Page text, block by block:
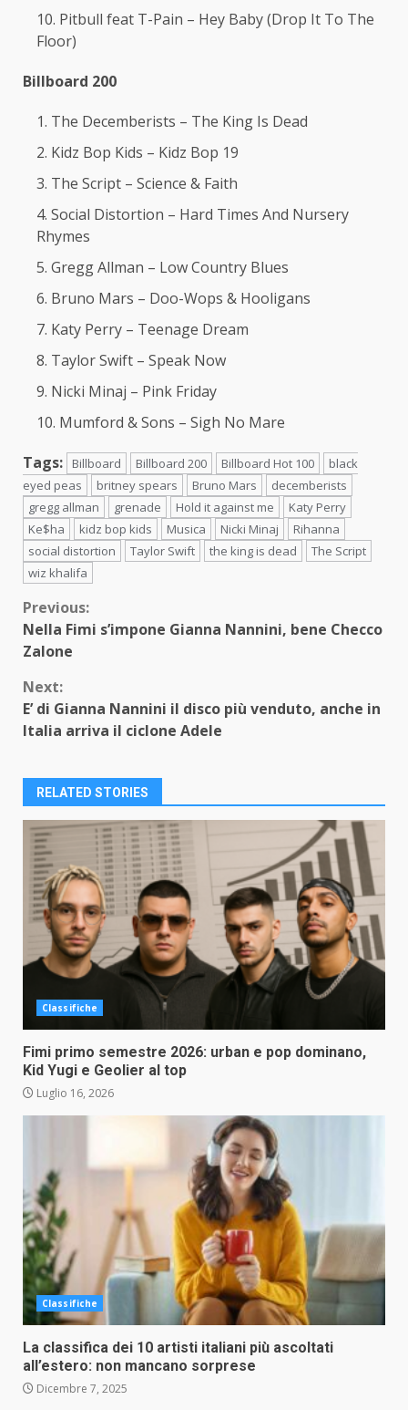
Pitbull feat T-Pain – Hey Baby (Drop It To The
Floor)
Billboard 200
The Decemberists – The King Is Dead
Kidz Bop Kids – Kidz Bop 19
The Script – Science & Faith
Social Distortion – Hard Times And Nursery
Rhymes
Gregg Allman – Low Country Blues
Bruno Mars – Doo-Wops & Hooligans
Katy Perry – Teenage Dream
Taylor Swift – Speak Now
Nicki Minaj – Pink Friday
Mumford & Sons – Sigh No Mare
Tags:
Billboard Billboard 200 Billboard Hot 100
black
eyed peas
britney spears Bruno Mars
decemberists
gregg allman
grenade Hold it against me
Katy Perry
Ke$ha
kidz bop kids Musica Nicki Minaj
Rihanna
social distortion
Taylor Swift the king is dead
The Script
wiz khalifa
Continue
Reading
Previous:
Nella Fimi s’impone Gianna Nannini, bene Checco
Zalone
Next:
E’ di Gianna Nannini il disco più venduto, anche in
Italia arriva il ciclone Adele
RELATED STORIES
Classifiche
Fimi primo semestre 2026: urban e pop dominano,
Kid Yugi e Geolier al top
Luglio 16, 2026
Classifiche
La classifica dei 10 artisti italiani più ascoltati
all’estero: non mancano sorprese
Dicembre 7, 2025